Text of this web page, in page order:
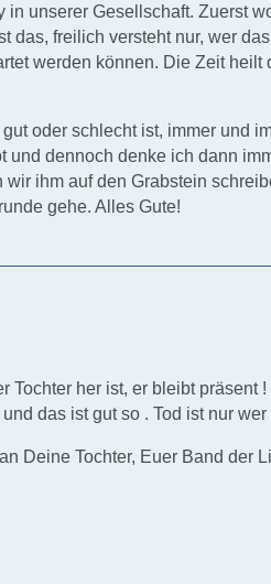
unserer Gesellschaft. Zuerst
das, freilich versteht nur, wer
werden können. Die Zeit heilt
oder schlecht ist, immer und
dennoch denke ich dann
wir ihm auf den Grabstein
gehe. Alles Gute!
Tochter her ist, er bleibt präsent
das ist gut so . Tod ist nur
Deine Tochter, Euer Band der